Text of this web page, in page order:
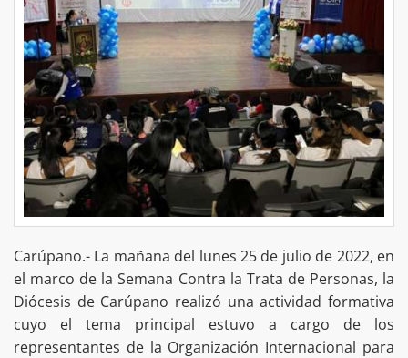
Carúpano.- La mañana del lunes 25 de julio de 2022, en
el marco de la Semana Contra la Trata de Personas, la
Diócesis de Carúpano realizó una actividad formativa
cuyo el tema principal estuvo a cargo de los
representantes de la Organización Internacional para